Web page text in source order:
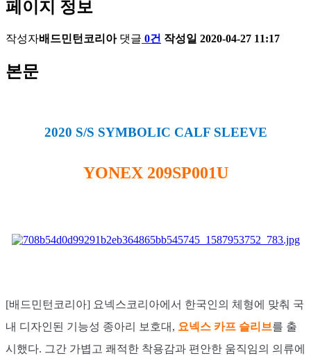
페이지 정보
작성자배드민턴코리아 댓글 0건 작성일 2020-04-27 11:17
본문
2020 S/S SYMBOLIC CALF SLEEVE
YONEX 209SP001U
[배드민턴코리아] 요넥스코리아에서 한국인의 체형에 맞춰 국
내 디자인된 기능성 종아리 보호대, 요넥스 카프 슬리브를 출
시했다. 그간 가볍고 쾌적한 착용감과 편안한 움직임의 의류에